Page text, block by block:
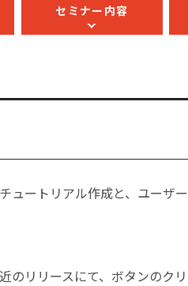
セミナー内容
ュートリアル作成と、ユーザ
のリリースにて、ボタンのク